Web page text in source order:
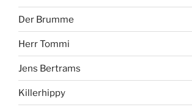
Der Brumme
Herr Tommi
Jens Bertrams
Killerhippy